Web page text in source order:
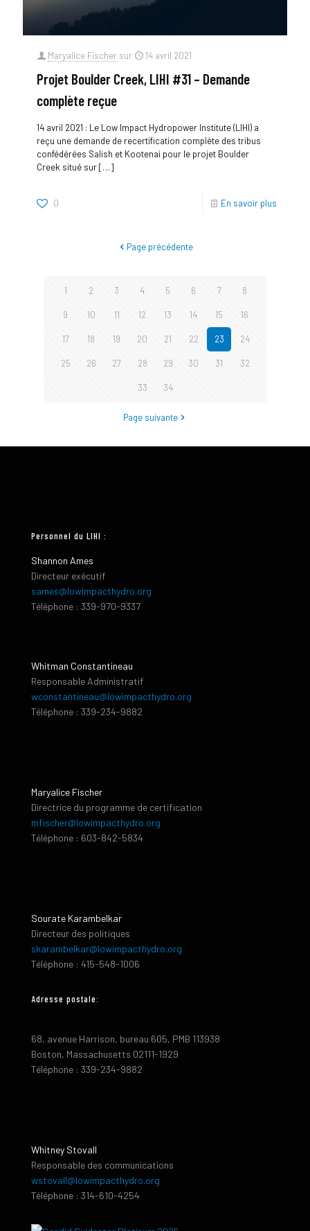
Maryalice Fischer sur 14 avril 2021
Projet Boulder Creek, LIHI #31 – Demande
complète reçue
14 avril 2021 : Le Low Impact Hydropower Institute (LIHI) a
reçu une demande de recertification complète des tribus
confédérées Salish et Kootenai pour le projet Boulder
Creek situé sur[…]
0 En savoir plus
Page précédente
1 2 3 4 5 6 7 8
9 10 11 12 13 14 15 16
17 18 19 20 21 22 23 24
25 26 27 28 29 30 31 32
33 34
Page suivante
Personnel du LIHI :
Shannon Ames
Directeur exécutif
sames@lowimpacthydro.org
Téléphone : 339-970-9337
Whitman Constantineau
Responsable Administratif
wconstantineau@lowimpacthydro.org
Téléphone : 339-234-9882
Maryalice Fischer
Directrice du programme de certification
mfischer@lowimpacthydro.org
Téléphone : 603-842-5834
Sourate Karambelkar
Directeur des politiques
skarambelkar@lowimpacthydro.org
Téléphone : 415-548-1006
Adresse postale:
68, avenue Harrison, bureau 605, PMB 113938
Boston, Massachusetts 02111-1929
Téléphone : 339-234-9882
Whitney Stovall
Responsable des communications
wstovall@lowimpacthydro.org
Téléphone : 314-610-4254